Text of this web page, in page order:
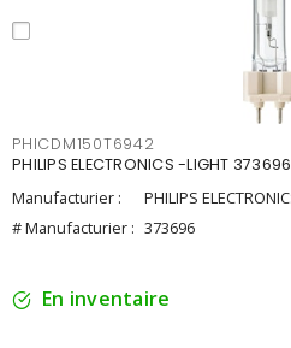
PHICDM150T6942
PHILIPS ELECTRONICS -LIGHT
Manufacturier :
PHILIPS
# Manufacturier : 373696
En inventaire